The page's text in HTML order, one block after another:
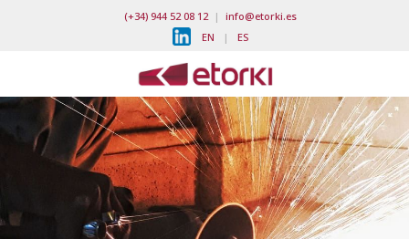
(+34) 944 52 08 12| info@etorki.es
EN | ES